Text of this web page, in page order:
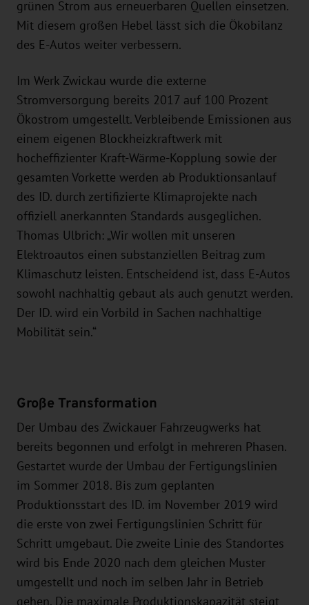
grünen Strom aus erneuerbaren Quellen einsetzen.
Mit diesem großen Hebel lässt sich die Ökobilanz
des E-Autos weiter verbessern.
Im Werk Zwickau wurde die externe
Stromversorgung bereits 2017 auf 100 Prozent
Ökostrom umgestellt. Verbleibende Emissionen aus
einem eigenen Blockheizkraftwerk mit
hocheffizienter Kraft-Wärme-Kopplung sowie der
gesamten Vorkette werden ab Produktionsanlauf
des ID. durch zertifizierte Klimaprojekte nach
offiziell anerkannten Standards ausgeglichen.
Thomas Ulbrich: „Wir wollen mit unseren
Elektroautos einen substanziellen Beitrag zum
Klimaschutz leisten. Entscheidend ist, dass E-Autos
sowohl nachhaltig gebaut als auch genutzt werden.
Der ID. wird ein Vorbild in Sachen nachhaltige
Mobilität sein.“
Große Transformation
Der Umbau des Zwickauer Fahrzeugwerks hat
bereits begonnen und erfolgt in mehreren Phasen.
Gestartet wurde der Umbau der Fertigungslinien
im Sommer 2018. Bis zum geplanten
Produktionsstart des ID. im November 2019 wird
die erste von zwei Fertigungslinien Schritt für
Schritt umgebaut. Die zweite Linie des Standortes
wird bis Ende 2020 nach dem gleichen Muster
umgestellt und noch im selben Jahr in Betrieb
gehen. Die maximale Produktionskapazität steigt